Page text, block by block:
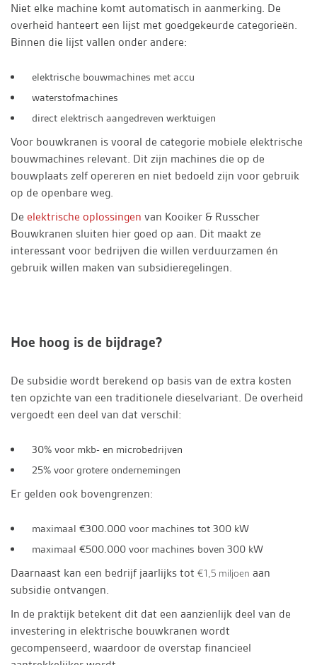
Niet elke machine komt automatisch in aanmerking. De
overheid hanteert een lijst met goedgekeurde categorieën.
Binnen die lijst vallen onder andere:
elektrische bouwmachines met accu
waterstofmachines
direct elektrisch aangedreven werktuigen
Voor bouwkranen is vooral de categorie mobiele elektrische
bouwmachines relevant. Dit zijn machines die op de
bouwplaats zelf opereren en niet bedoeld zijn voor gebruik
op de openbare weg.
De elektrische oplossingen van Kooiker & Russcher
Bouwkranen sluiten hier goed op aan. Dit maakt ze
interessant voor bedrijven die willen verduurzamen én
gebruik willen maken van subsidieregelingen.
Hoe hoog is de bijdrage?
De subsidie wordt berekend op basis van de extra kosten
ten opzichte van een traditionele dieselvariant. De overheid
vergoedt een deel van dat verschil:
30% voor mkb- en microbedrijven
25% voor grotere ondernemingen
Er gelden ook bovengrenzen:
maximaal €300.000 voor machines tot 300 kW
maximaal €500.000 voor machines boven 300 kW
Daarnaast kan een bedrijf jaarlijks tot €1,5 miljoen aan
subsidie ontvangen.
In de praktijk betekent dit dat een aanzienlijk deel van de
investering in elektrische bouwkranen wordt
gecompenseerd, waardoor de overstap financieel